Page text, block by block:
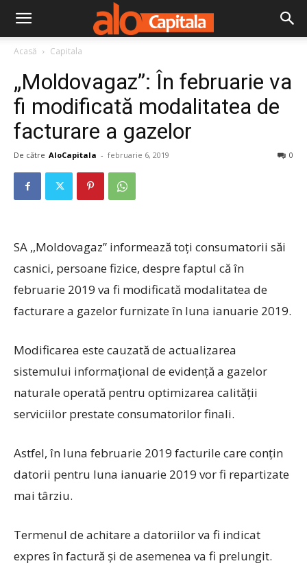
Acasă Capitala
„Moldovagaz”: În februarie va
fi modificată modalitatea de
facturare a gazelor
De către AloCapitala - februarie 6, 2019 0
SA ,,Moldovagaz” informează toți consumatorii săi
casnici, persoane fizice, despre faptul că în
februarie 2019 va fi modificată modalitatea de
facturare a gazelor furnizate în luna ianuarie 2019.
Modificarea este cauzată de actualizarea
sistemului informațional de evidență a gazelor
naturale operată pentru optimizarea calității
serviciilor prestate consumatorilor finali.
Astfel, în luna februarie 2019 facturile care conțin
datorii pentru luna ianuarie 2019 vor fi repartizate
mai târziu.
Termenul de achitare a datoriilor va fi indicat
expres în factură și de asemenea va fi prelungit.